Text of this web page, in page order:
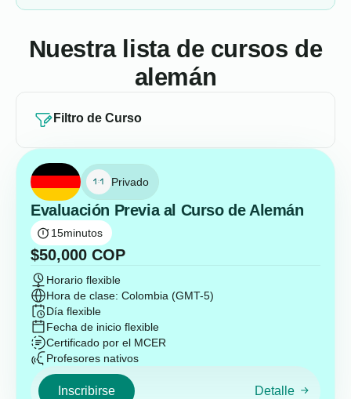
Nuestra lista de cursos de
alemán
Filtro de Curso
Privado
Evaluación Previa al Curso de Alemán
15minutos
$50,000 COP
Horario flexible
Hora de clase: Colombia (GMT-5)
Día flexible
Fecha de inicio flexible
Certificado por el MCER
Profesores nativos
Inscribirse Detalle